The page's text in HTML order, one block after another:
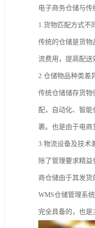
电子商务仓储与传
1.货物匹配方式不
传统的仓储是货物
流费用，提高配送
2.仓储物品种类差
传统仓储储存货物
配，自动化、智
裹。也是由于电商
3.物流设备及技术
除了管理要求精
商仓储由于其发货
WMS仓储管理系
完全具备的，也是